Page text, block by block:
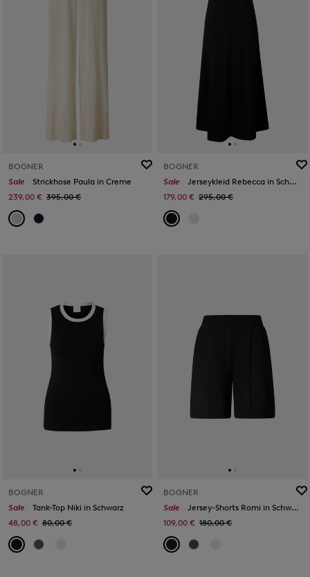
BOGNER
Sale
Strickhose Paula in Creme
239,00 € 395,00 €
BOGNER
Sale
Jerseykleid Rebecca in Schwarz
179,00 € 295,00 €
BOGNER
Sale
Tank-Top Niki in Schwarz
48,00 € 80,00 €
BOGNER
Sale
Jersey-Shorts Romi in Schwarz
109,00 € 180,00 €